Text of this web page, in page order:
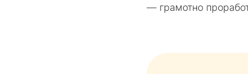
— грамотно